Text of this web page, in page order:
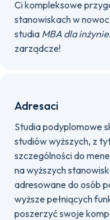
Ci kompleksowe
stanowiskach w
studia MBA dla
zarządcze!
Adresaci
Studia podyplomowe
studiów wyższych, z
szczególności do
na wyższych
adresowane do osób
wyższe pełniących
poszerzyć swoje